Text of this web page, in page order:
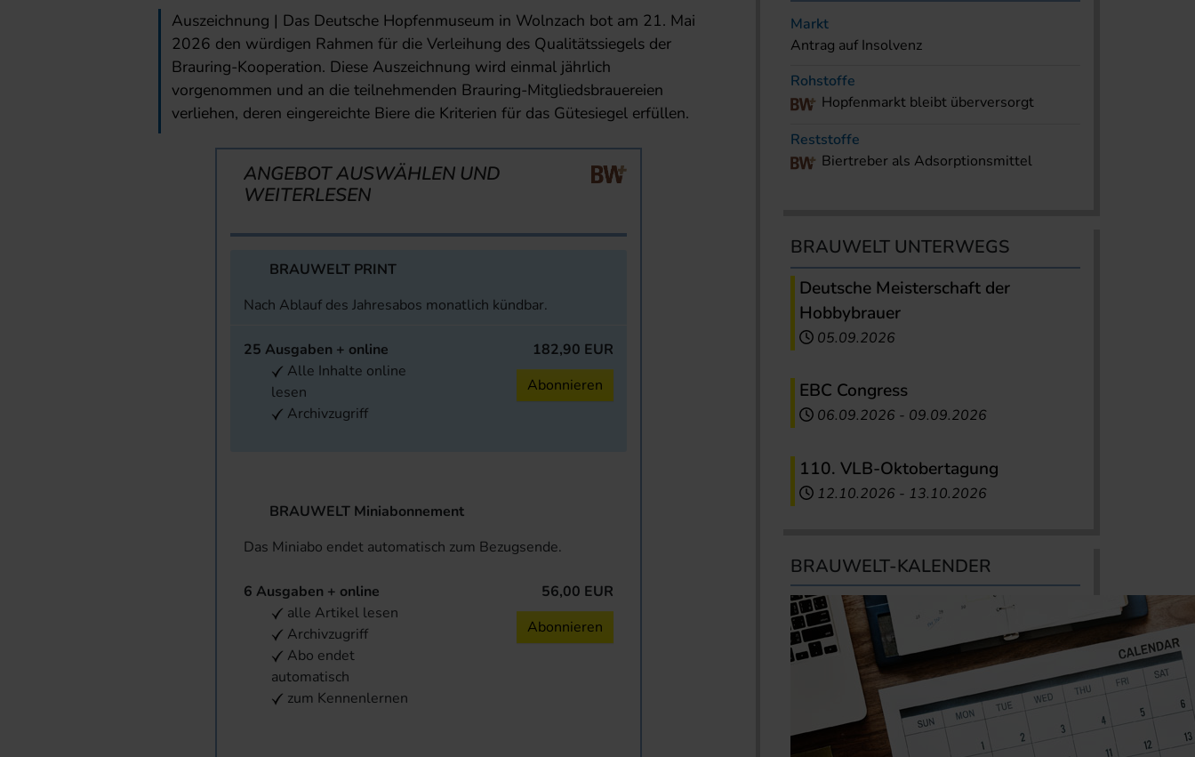
Auszeichnung | Das Deutsche Hopfenmuseum in Wolnzach bot am 21. Mai
2026 den würdigen Rahmen für die Verleihung des Qualitätssiegels der
Brauring-Kooperation. Diese Auszeichnung wird einmal jährlich
vorgenommen und an die teilnehmenden Brauring-Mitgliedsbrauereien
verliehen, deren eingereichte Biere die Kriterien für das Gütesiegel erfüllen.
ANGEBOT AUSWÄHLEN UND
WEITERLESEN
BRAUWELT PRINT
Nach Ablauf des Jahresabos monatlich kündbar.
25 Ausgaben + online
Alle Inhalte online
lesen
Archivzugriff
182,90 EUR
Abonnieren
BRAUWELT Miniabonnement
Das Miniabo endet automatisch zum Bezugsende.
6 Ausgaben + online
alle Artikel lesen
Archivzugriff
Abo endet
automatisch
zum Kennenlernen
56,00 EUR
Abonnieren
Markt
Antrag auf Insolvenz
Rohstoffe
Hopfenmarkt bleibt überversorgt
Reststoffe
Biertreber als Adsorptionsmittel
BRAUWELT UNTERWEGS
Deutsche Meisterschaft der
Hobbybrauer
05.09.2026
EBC Congress
06.09.2026 - 09.09.2026
110. VLB-Oktobertagung
12.10.2026 - 13.10.2026
BRAUWELT-KALENDER